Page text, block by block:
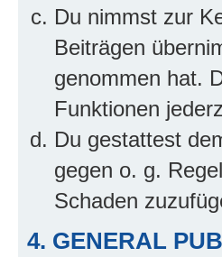
Du nimmst zur
Beiträgen
genommen hat.
Funktionen
Du gestattest
gegen o. g.
Schaden
4. GENERAL